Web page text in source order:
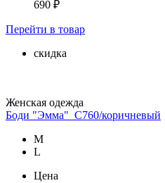
690 ₽
Перейти в товар
скидка
Женская одежда
Боди "Эмма"_С760/коричневый
М
L
Цена